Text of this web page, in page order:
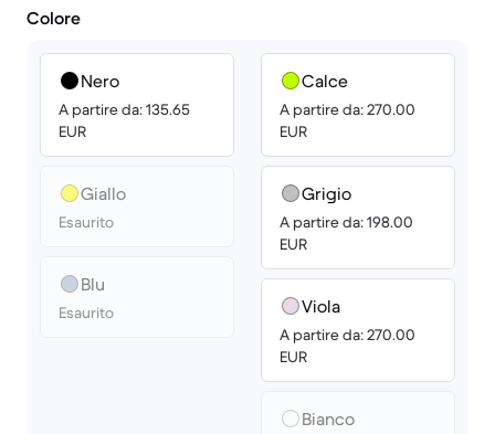
Colore
Nero
A partire da: 135.65
EUR
Giallo
Esaurito
Blu
Esaurito
Calce
A partire da: 270.00
EUR
Grigio
A partire da: 198.00
EUR
Viola
A partire da: 270.00
EUR
Bianco